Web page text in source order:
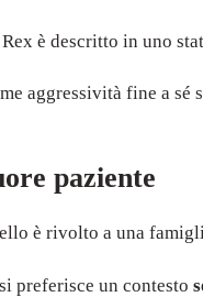
è descritto in uno
aggressività fine a sé
paziente
è rivolto a una
preferisce un contesto